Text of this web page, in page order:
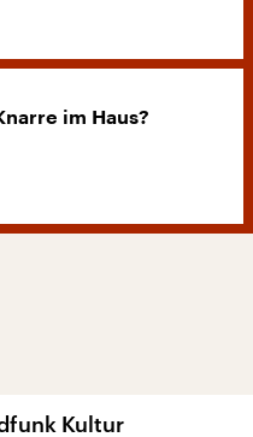
im Haus?
Kultur